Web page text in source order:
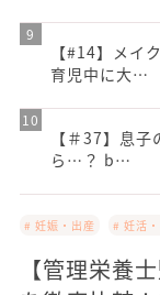
【#14】メイ
育児中に大…
【＃37】息
ら…？ b…
# 妊娠・出産 # 妊活
【管理栄養